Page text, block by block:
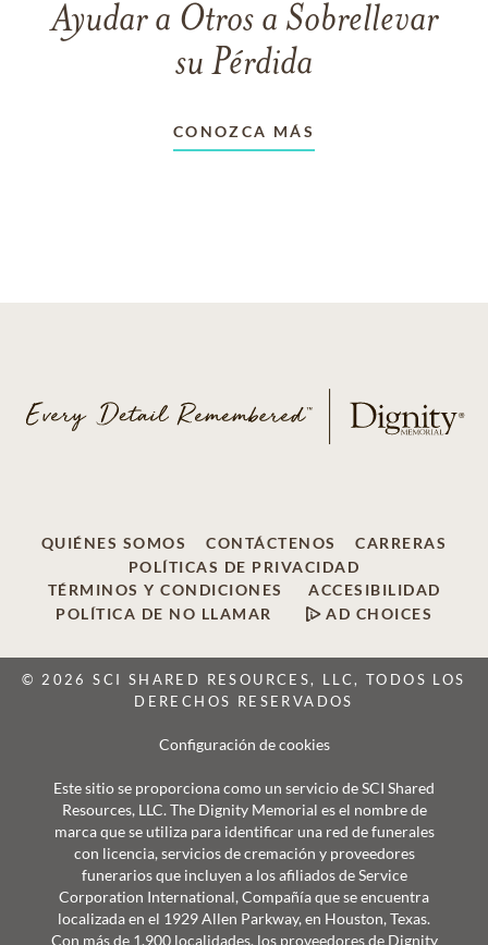
Ayudar a Otros a Sobrellevar
su Pérdida
CONOZCA MÁS
QUIÉNES SOMOS CONTÁCTENOS
CARRERAS
POLÍTICAS DE PRIVACIDAD
TÉRMINOS Y CONDICIONES
ACCESIBILIDAD
POLÍTICA DE NO LLAMAR
AD CHOICES
© 2026 SCI SHARED RESOURCES, LLC, TODOS LOS
DERECHOS RESERVADOS
Configuración de cookies
Este sitio se proporciona como un servicio de SCI Shared
Resources, LLC. The Dignity Memorial es el nombre de
marca que se utiliza para identificar una red de funerales
con licencia, servicios de cremación y proveedores
funerarios que incluyen a los afiliados de Service
Corporation International, Compañía que se encuentra
localizada en el 1929 Allen Parkway, en Houston, Texas.
Con más de 1.900 localidades, los proveedores de Dignity